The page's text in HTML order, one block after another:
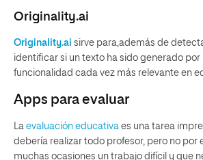
Originality.ai
Originality.ai sirve para,además de
identificar si un texto ha sido generado por
funcionalidad cada vez más relevante en
Apps para evaluar
La evaluación educativa es una tarea
debería realizar todo profesor, pero no por
muchas ocasiones un trabajo difícil y que